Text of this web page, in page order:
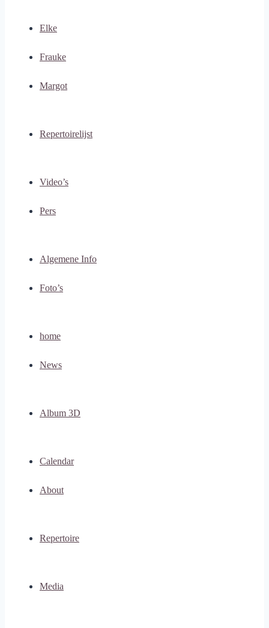
Elke
Frauke
Margot
Repertoirelijst
Video’s
Pers
Algemene Info
Foto’s
home
News
Album 3D
Calendar
About
Repertoire
Media